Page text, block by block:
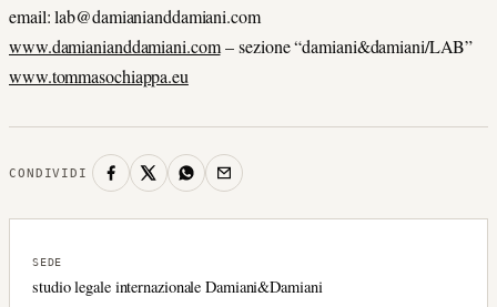
email: lab@damianianddamiani.com
www.damianianddamiani.com– sezione “damiani&damiani/LAB”
www.tommasochiappa.eu
CONDIVIDI
SEDE
studio legale internazionale Damiani&Damiani